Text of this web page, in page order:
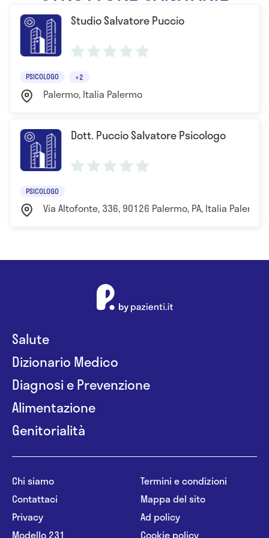
Studio Salvatore Puccio
PSICOLOGO +2
Palermo, Italia Palermo
Dott. Puccio Salvatore Psicologo
PSICOLOGO
Via Altofonte, 336, 90126 Palermo, PA, Italia Palermo
Salute
Dizionario Medico
Diagnosi e Prevenzione
Alimentazione
Genitorialità
Chi siamo
Contattaci
Privacy
Modello 231
Termini e condizioni
Mappa del sito
Ad policy
Cookie policy